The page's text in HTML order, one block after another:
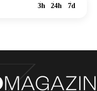
3h 24h 7d